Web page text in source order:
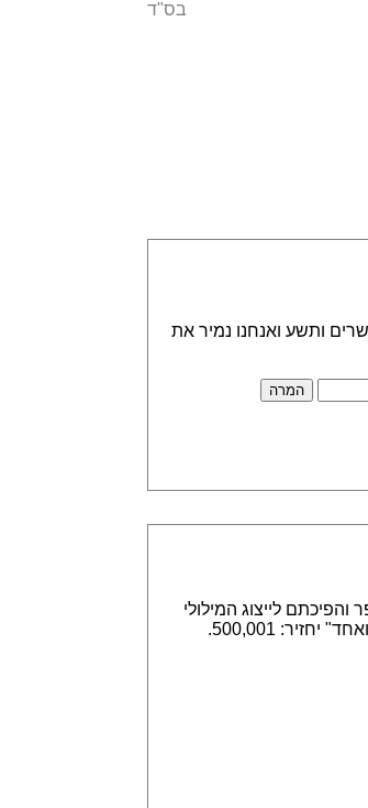
בס"ד
ותשע ואנחנו נמיר את
315,789 או באמצעות מילים ושם המספר והפיכתם לייצוג המילולי
או המספרי. הזנה של 315,789 תחזיר שלוש מאות חמש עשרה אלף ושבע מאות שמונים תשע. וגם הפוך, הזנה של "חמש מאות אלף ואחד" יחזיר: 500,001.